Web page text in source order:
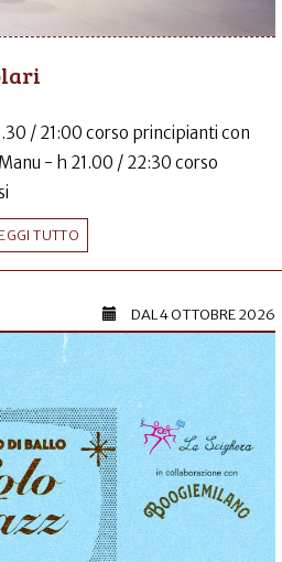
/ 21:00 corso principianti con
- h 21.00 / 22:30 corso
TUTTO
DAL4 OTTOBRE 2026